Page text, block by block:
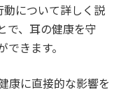
について詳しく説
で、耳の健康を守
きます。
康に直接的な影響を